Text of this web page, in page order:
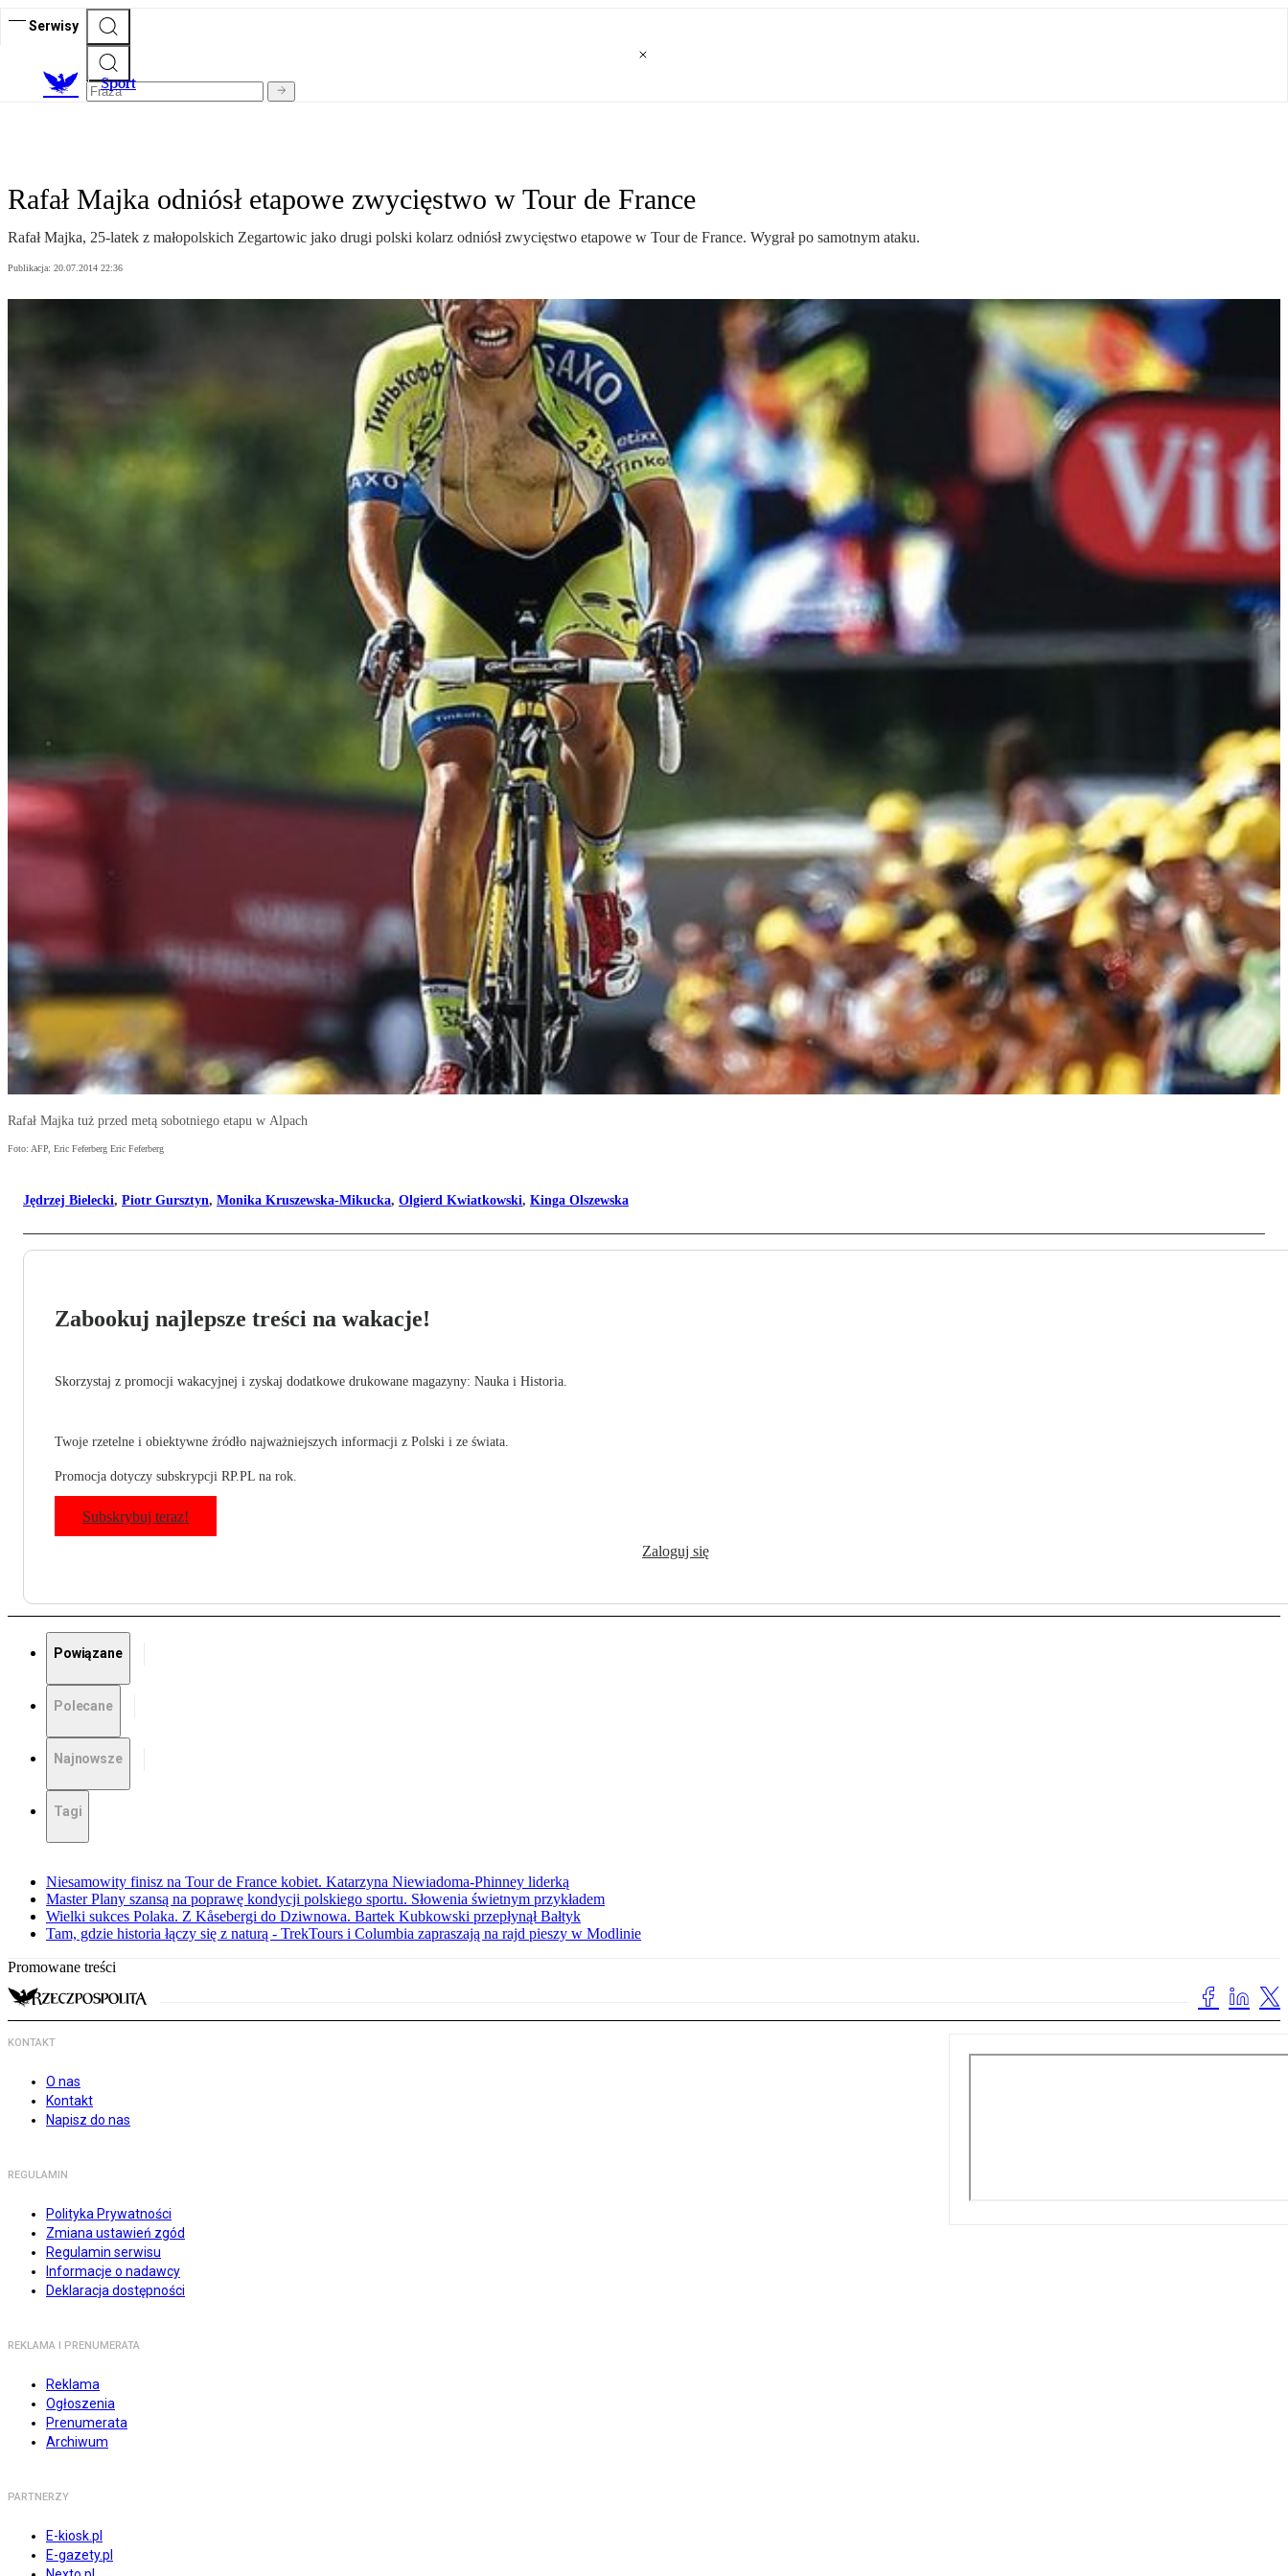
Serwisy
Sport
Rafał Majka odniósł etapowe zwycięstwo w Tour de France
Rafał Majka, 25-latek z małopolskich Zegartowic jako drugi polski kolarz odniósł zwycięstwo etapowe w Tour de France. Wygrał po samotnym ataku.
Publikacja: 20.07.2014 22:36
Rafał Majka tuż przed metą sobotniego etapu w Alpach
Foto: AFP, Eric Feferberg Eric Feferberg
Jędrzej Bielecki, Piotr Gursztyn, Monika Kruszewska-Mikucka, Olgierd Kwiatkowski, Kinga Olszewska
Zabookuj najlepsze treści na wakacje!
Skorzystaj z promocji wakacyjnej i zyskaj dodatkowe drukowane magazyny: Nauka i Historia.
Twoje rzetelne i obiektywne źródło najważniejszych informacji z Polski i ze świata.
Promocja dotyczy subskrypcji RP.PL na rok.
Subskrybuj teraz!
Zaloguj się
Powiązane
Polecane
Najnowsze
Tagi
Niesamowity finisz na Tour de France kobiet. Katarzyna Niewiadoma-Phinney liderką
Master Plany szansą na poprawę kondycji polskiego sportu. Słowenia świetnym przykładem
Wielki sukces Polaka. Z Kåsebergi do Dziwnowa. Bartek Kubkowski przepłynął Bałtyk
Tam, gdzie historia łączy się z naturą - TrekTours i Columbia zapraszają na rajd pieszy w Modlinie
Promowane treści
KONTAKT
O nas
Kontakt
Napisz do nas
REGULAMIN
Polityka Prywatności
Zmiana ustawień zgód
Regulamin serwisu
Informacje o nadawcy
Deklaracja dostępności
REKLAMA I PRENUMERATA
Reklama
Ogłoszenia
Prenumerata
Archiwum
PARTNERZY
E-kiosk.pl
E-gazety.pl